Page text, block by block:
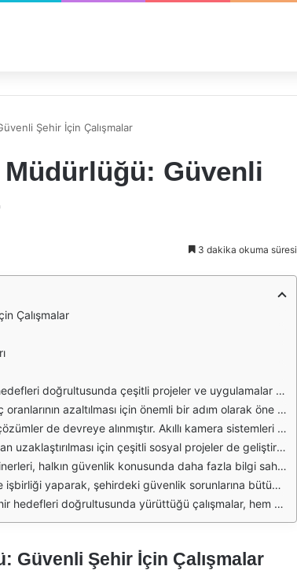
Şehir İçin Çalışmalar
Güvenli
3 dakika okuma süresi
Çalışmalar
güvenlik tehditleri, yerel yönetimlerin ve emniyet güçlerinin etkili önlemler almasını zorunlu kılmıştır. Kayseri'de uygulanan güvenlik projeleri, sadece asayişi sağlamakla kalmayıp, aynı zamanda vatandaşların güvenli bir yaşam sürmelerini hedeflemektedir.
ve olası suçların önüne geçmek için yoğun bir çalışma yürütmektedir. Ayrıca, toplumsal bilincin artırılması amacıyla düzenlenen seminerler ve etkinliklerle, vatandaşların güvenlik konularında bilinçlenmesi sağlanmaktadır.
anlık olarak olaylara müdahale edebilme kapasitesi artmakta ve suç oranları düşmektedir. Ayrıca, bu tür teknolojilerin kullanımı, halkın güvenliği konusunda daha fazla katılım göstermesine olanak tanımaktadır.
olumlu yönde kullanmalarını sağlamakta ve topluma entegre olmalarını kolaylaştırmaktadır. Bu tür projeler, gençlerin kötü alışkanlıklardan uzak durmalarına yardımcı olmaktadır.
artırmalarına yönelik öneriler ve uygulamalar paylaşılmaktadır. Halkın, güvenlik konusunda bilinçlenmesi, suç oranlarının düşürülmesine önemli katkı sağlamaktadır.
gibi konular, bu işbirliği çerçevesinde ele alınmaktadır. Bu tür projeler, şehirdeki güvenlik algısını güçlendirmekte ve vatandaşların kendilerini daha güvende hissetmelerine yardımcı olmaktadır.
toplumun her kesimini kapsayacak şekilde genişletilmekte ve sürekli olarak güncellenmektedir. Kayseri, güvenli bir şehir olma yolunda önemli adımlar atmakta ve bu hedefe ulaşmak için kararlı bir şekilde ilerlemektedir.
Güvenli Şehir İçin Çalışmalar